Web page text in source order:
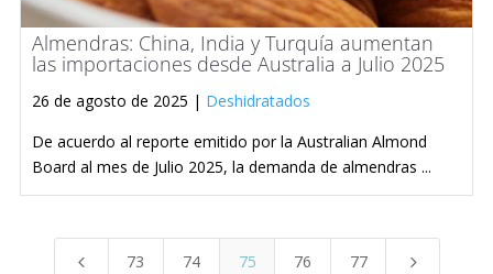
Almendras: China, India y Turquía aumentan
las importaciones desde Australia a Julio 2025
26 de agosto de 2025 | Deshidratados
De acuerdo al reporte emitido por la Australian Almond
Board al mes de Julio 2025, la demanda de almendras ...
4 73 74 75 76 77 5